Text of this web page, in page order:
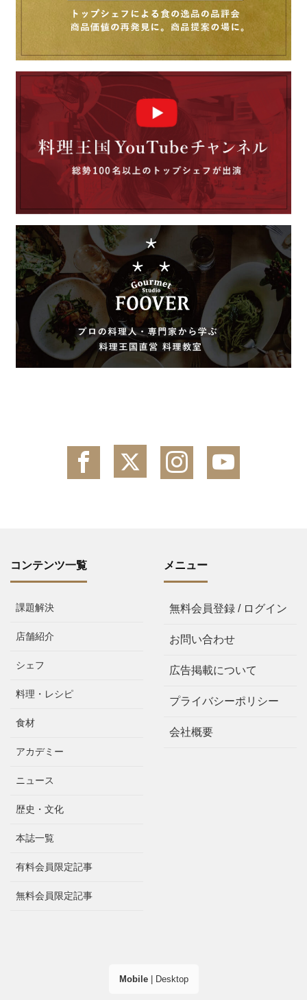
コンテンツ一覧
課題解決
店舗紹介
シェフ
料理・レシピ
食材
アカデミー
ニュース
歴史・文化
本誌一覧
有料会員限定記事
無料会員限定記事
メニュー
無料会員登録 / ログイン
お問い合わせ
広告掲載について
プライバシーポリシー
会社概要
Mobile| Desktop